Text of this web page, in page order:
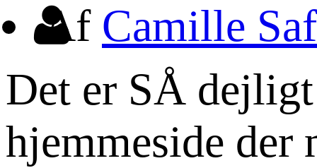
Af Camille
Det er SÅ
hjemmeside der